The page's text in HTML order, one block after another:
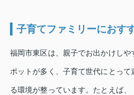
子育てファミリーにおす
福岡市東区は、親子でお出かけしや
ポットが多く、子育て世代にとって
る環境が整っています。たとえば